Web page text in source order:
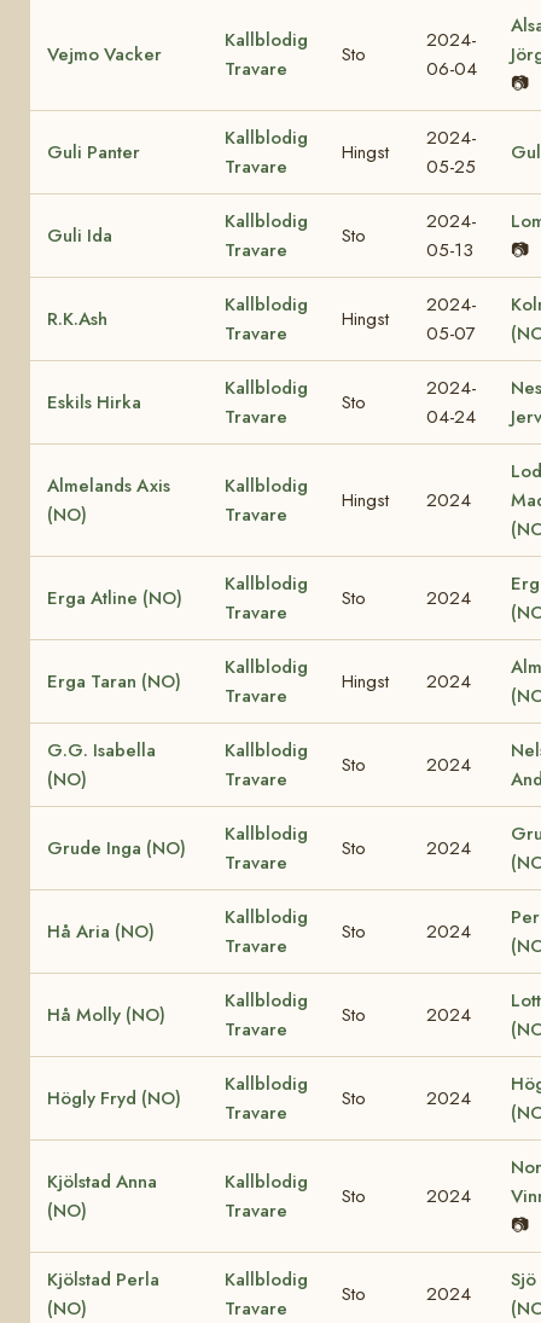
Vejmo Vacker
Kallblodig
Travare
Sto
2024-
06-04
📷
Guli Panter
Kallblodig
Travare
Hingst
2024-
05-25
Guli Ida
Kallblodig
Travare
Sto
2024-
05-13
📷
R.K.Ash
Kallblodig
Travare
Hingst
2024-
05-07
Eskils Hirka
Kallblodig
Travare
Sto
2024-
04-24
Almelands Axis
(NO)
Kallblodig
Travare
Hingst 2024
Erga Atline (NO)
Kallblodig
Travare
Sto 2024
Erga Taran (NO)
Kallblodig
Travare
Hingst 2024
G.G. Isabella
(NO)
Kallblodig
Travare
Sto 2024
Grude Inga (NO)
Kallblodig
Travare
Sto 2024
Hå Aria (NO)
Kallblodig
Travare
Sto 2024
Hå Molly (NO)
Kallblodig
Travare
Sto 2024
Högly Fryd (NO)
Kallblodig
Travare
Sto 2024
Kjölstad Anna
(NO)
Kallblodig
Travare
Sto 2024
📷
Kjölstad Perla
(NO)
Kallblodig
Travare
Sto 2024